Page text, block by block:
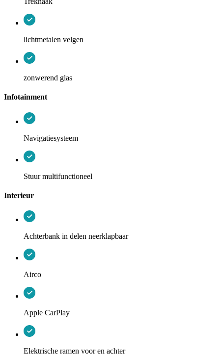
lichtmetalen velgen
zonwerend glas
Infotainment
Navigatiesysteem
Stuur multifunctioneel
Interieur
Achterbank in delen neerklapbaar
Airco
Apple CarPlay
Elektrische ramen voor en achter